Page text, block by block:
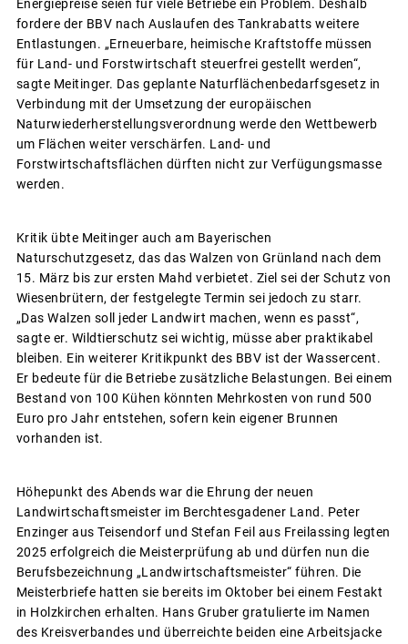
Energiepreise seien für viele Betriebe ein Problem. Deshalb
fordere der BBV nach Auslaufen des Tankrabatts weitere
Entlastungen. „Erneuerbare, heimische Kraftstoffe müssen
für Land- und Forstwirtschaft steuerfrei gestellt werden“,
sagte Meitinger. Das geplante Naturflächenbedarfsgesetz in
Verbindung mit der Umsetzung der europäischen
Naturwiederherstellungsverordnung werde den Wettbewerb
um Flächen weiter verschärfen. Land- und
Forstwirtschaftsflächen dürften nicht zur Verfügungsmasse
werden.
Kritik übte Meitinger auch am Bayerischen
Naturschutzgesetz, das das Walzen von Grünland nach dem
15. März bis zur ersten Mahd verbietet. Ziel sei der Schutz von
Wiesenbrütern, der festgelegte Termin sei jedoch zu starr.
„Das Walzen soll jeder Landwirt machen, wenn es passt“,
sagte er. Wildtierschutz sei wichtig, müsse aber praktikabel
bleiben. Ein weiterer Kritikpunkt des BBV ist der Wassercent.
Er bedeute für die Betriebe zusätzliche Belastungen. Bei einem
Bestand von 100 Kühen könnten Mehrkosten von rund 500
Euro pro Jahr entstehen, sofern kein eigener Brunnen
vorhanden ist.
Höhepunkt des Abends war die Ehrung der neuen
Landwirtschaftsmeister im Berchtesgadener Land. Peter
Enzinger aus Teisendorf und Stefan Feil aus Freilassing legten
2025 erfolgreich die Meisterprüfung ab und dürfen nun die
Berufsbezeichnung „Landwirtschaftsmeister“ führen. Die
Meisterbriefe hatten sie bereits im Oktober bei einem Festakt
in Holzkirchen erhalten. Hans Gruber gratulierte im Namen
des Kreisverbandes und überreichte beiden eine Arbeitsjacke